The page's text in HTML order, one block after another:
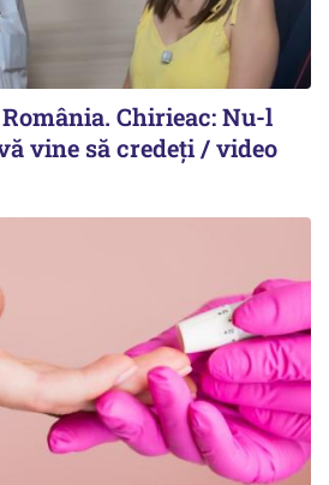
Chirieac: Nu-l
vine să credeți / video